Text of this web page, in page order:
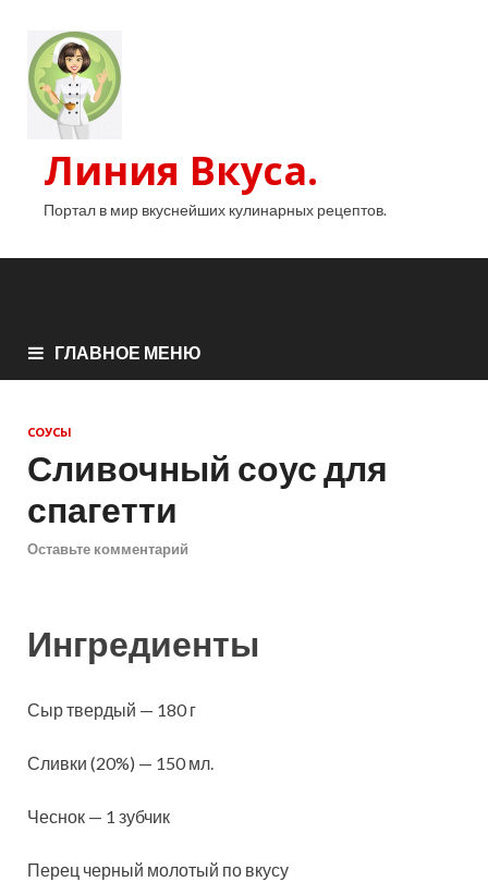
Линия Вкуса.
Портал в мир вкуснейших кулинарных рецептов.
ГЛАВНОЕ МЕНЮ
СОУСЫ
Сливочный соус для
спагетти
Оставьте комментарий
Ингредиенты
Сыр твердый — 180 г
Сливки (20%) — 150 мл.
Чеснок — 1 зубчик
Перец черный молотый по вкусу